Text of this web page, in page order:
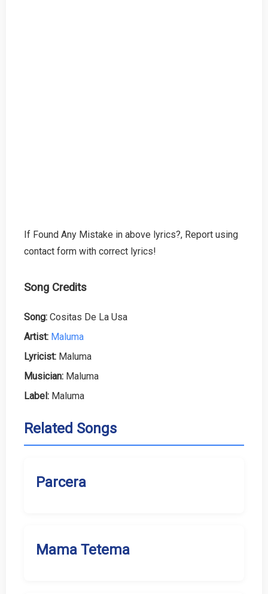
If Found Any Mistake in above lyrics?, Report using
contact form with correct lyrics!
Song Credits
Song: Cositas De La Usa
Artist: Maluma
Lyricist: Maluma
Musician: Maluma
Label: Maluma
Related Songs
Parcera
Mama Tetema